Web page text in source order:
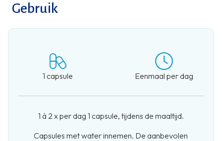
Gebruik
1 capsule Eenmaal per dag
1 à 2 x per dag 1 capsule, tijdens de maaltijd.
Capsules met water innemen. De aanbevolen